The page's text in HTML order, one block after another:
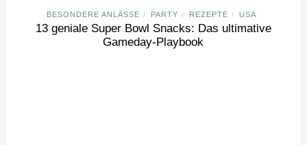
BESONDERE ANLÄSSE / PARTY / REZEPTE / USA
13 geniale Super Bowl Snacks: Das ultimative
Gameday-Playbook